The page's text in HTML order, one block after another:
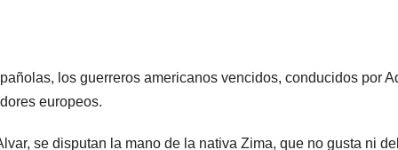
los guerreros americanos vencidos, conducidos por
europeos.
se disputan la mano de la nativa Zima, que no gusta ni